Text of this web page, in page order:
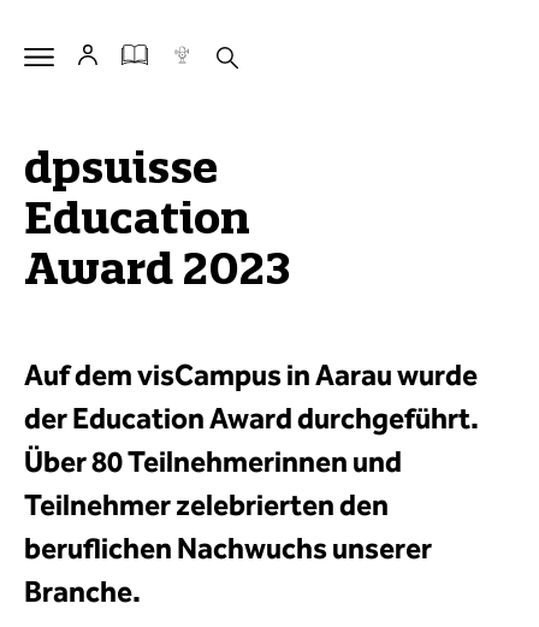
dpsuisse
Education
Award 2023
Auf dem visCampus in Aarau wurde
der Education Award durchgeführt.
Über 80 Teilnehmerinnen und
Teilnehmer zelebrierten den
beruflichen Nachwuchs unserer
Branche.